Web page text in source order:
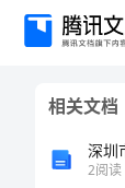
2024
相关文档
2阅读